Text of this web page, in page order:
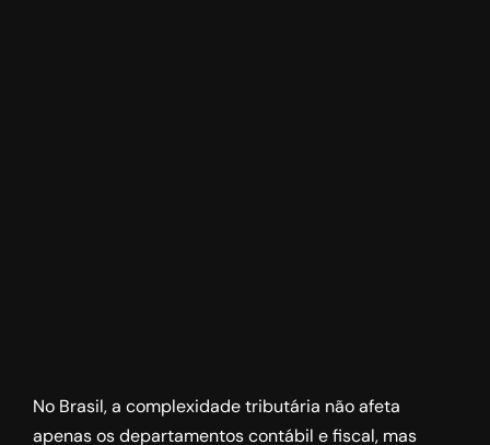
No Brasil, a complexidade tributária não afeta
apenas os departamentos contábil e fiscal, mas